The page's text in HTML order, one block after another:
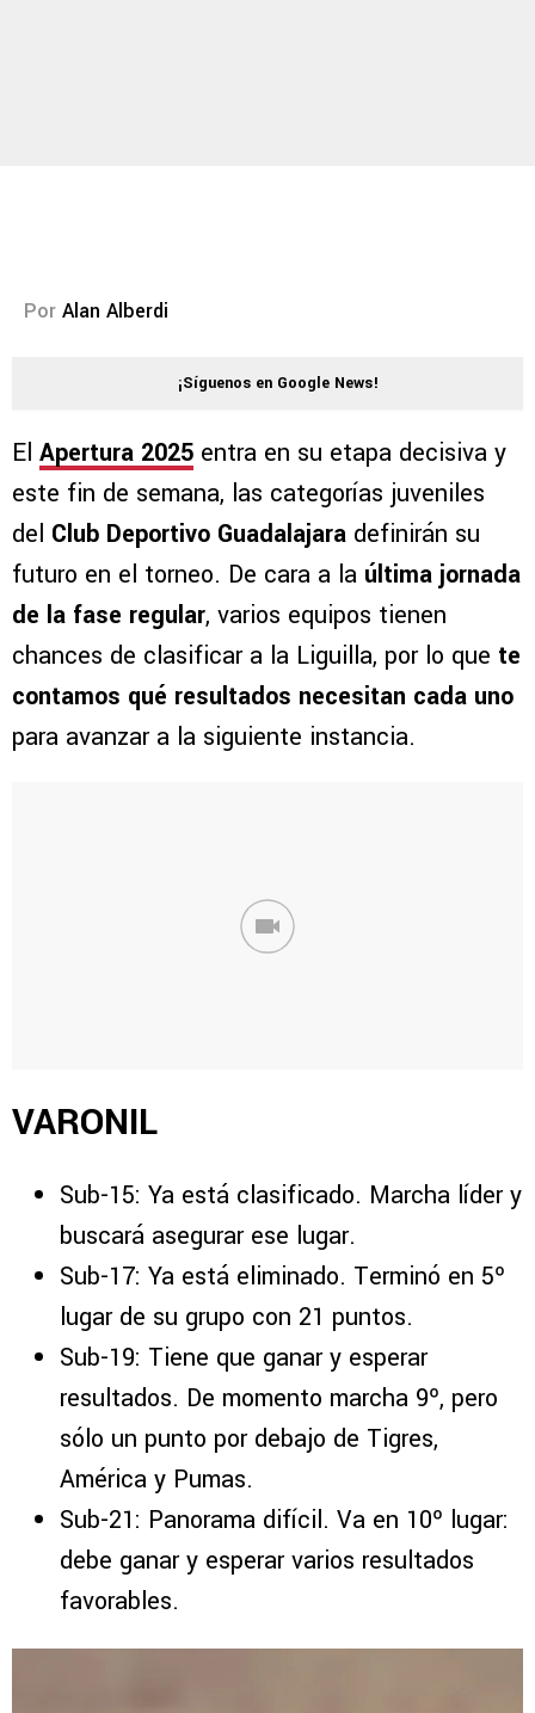
Por Alan Alberdi
¡Síguenos en Google News!
El Apertura 2025 entra en su etapa decisiva y
este fin de semana, las categorías juveniles
del Club Deportivo Guadalajara definirán su
futuro en el torneo. De cara a la última jornada
de la fase regular, varios equipos tienen
chances de clasificar a la Liguilla, por lo que te
contamos qué resultados necesitan cada uno
para avanzar a la siguiente instancia.
VARONIL
Sub-15: Ya está clasificado. Marcha líder y
buscará asegurar ese lugar.
Sub-17: Ya está eliminado. Terminó en 5º
lugar de su grupo con 21 puntos.
Sub-19: Tiene que ganar y esperar
resultados. De momento marcha 9º, pero
sólo un punto por debajo de Tigres,
América y Pumas.
Sub-21: Panorama difícil. Va en 10º lugar:
debe ganar y esperar varios resultados
favorables.